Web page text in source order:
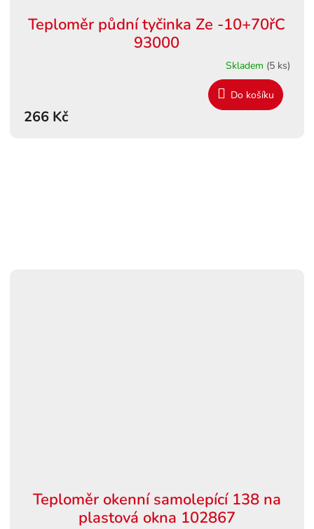
Teploměr půdní tyčinka Ze -10+70řC
93000
Skladem (5 ks)
266 Kč
Do košíku
Teploměr okenní samolepící 138 na
plastová okna 102867